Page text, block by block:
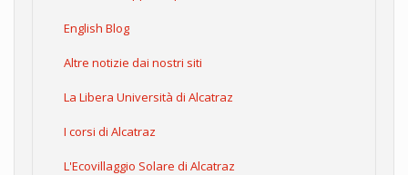
English Blog
Altre notizie dai nostri siti
La Libera Università di Alcatraz
I corsi di Alcatraz
L'Ecovillaggio Solare di Alcatraz